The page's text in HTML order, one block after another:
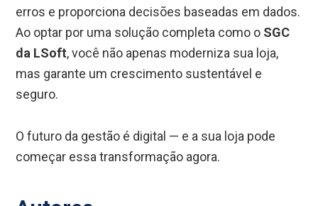
erros e proporciona decisões baseadas em dados.
Ao optar por uma solução completa como o SGC
da LSoft, você não apenas moderniza sua loja,
mas garante um crescimento sustentável e
seguro.
O futuro da gestão é digital — e a sua loja pode
começar essa transformação agora.